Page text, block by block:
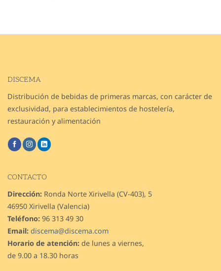
DISCEMA
Distribución de bebidas de primeras marcas, con carácter de
exclusividad, para establecimientos de hostelería,
restauración y alimentación
CONTACTO
Dirección: Ronda Norte Xirivella (CV-403), 5
46950 Xirivella (Valencia)
Teléfono: 96 313 49 30
Email: discema@discema.com
Horario de atención: de lunes a viernes,
de 9.00 a 18.30 horas